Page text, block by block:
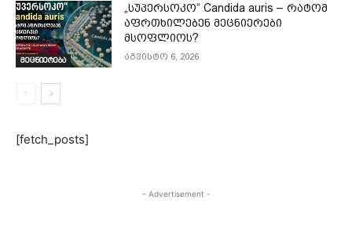
მეცნიერება
„სუპერსოკო“ Candida auris – რატომ
აფრთხილებენ მეცნიერები
მსოფლიოს?
აგვისტო 6, 2026
[fetch_posts]
- Advertisement -